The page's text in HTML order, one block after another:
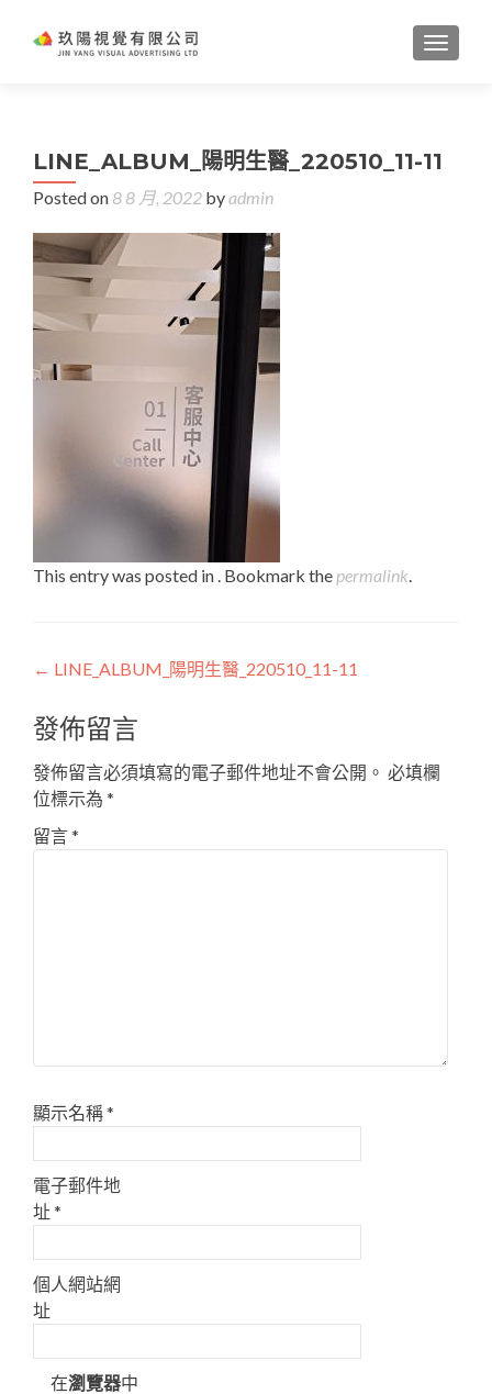
LINE_ALBUM_陽明生醫_220510_11-11
Posted on 8 8 月, 2022 byadmin
This entry was posted in . Bookmark the permalink.
Post
navigation
← LINE_ALBUM_陽明生醫_220510_11-11
發佈留言
發佈留言必須填寫的電子郵件地址不會公開。 必填欄
位標示為 *
留言*
顯示名稱*
電子郵件地
址*
個人網站網
址
在瀏覽器中